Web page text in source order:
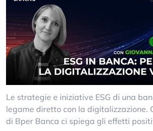
Le strategie e iniziative ESG di una
legame diretto con la digitalizzazione.
di Bper Banca ci spiega gli effetti